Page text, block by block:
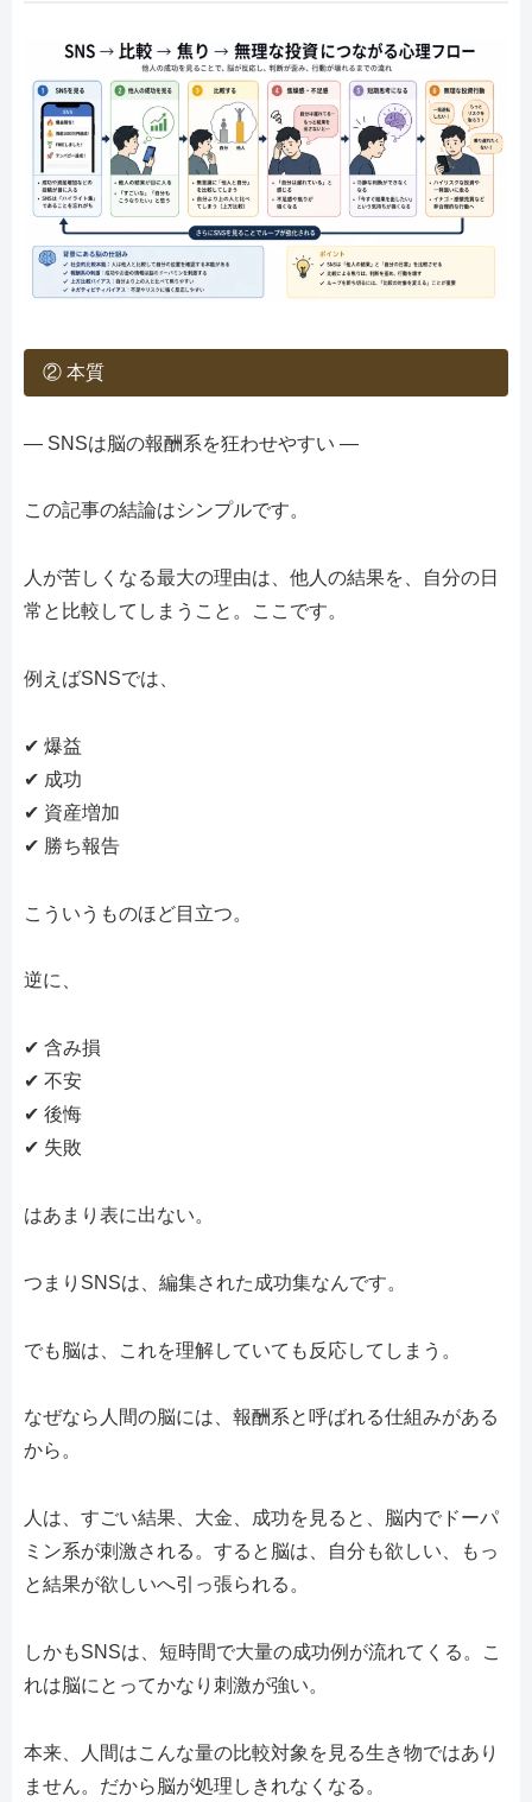
② 本質
― SNSは脳の報酬系を狂わせやすい ―
この記事の結論はシンプルです。
人が苦しくなる最大の理由は、他人の結果を、自分の日
常と比較してしまうこと。ここです。
例えばSNSでは、
✔ 爆益
✔ 成功
✔ 資産増加
✔ 勝ち報告
こういうものほど目立つ。
逆に、
✔ 含み損
✔ 不安
✔ 後悔
✔ 失敗
はあまり表に出ない。
つまりSNSは、編集された成功集なんです。
でも脳は、これを理解していても反応してしまう。
なぜなら人間の脳には、報酬系と呼ばれる仕組みがある
から。
人は、すごい結果、大金、成功を見ると、脳内でドーパ
ミン系が刺激される。すると脳は、自分も欲しい、もっ
と結果が欲しいへ引っ張られる。
しかもSNSは、短時間で大量の成功例が流れてくる。こ
れは脳にとってかなり刺激が強い。
本来、人間はこんな量の比較対象を見る生き物ではあり
ません。だから脳が処理しきれなくなる。